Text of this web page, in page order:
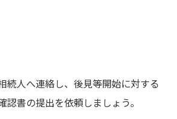
続人へ連絡し、後見等開始に対する
認書の提出を依頼しましょう。